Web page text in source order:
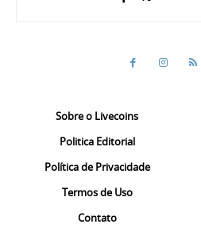
Sobre o Livecoins
Politica Editorial
Política de Privacidade
Termos de Uso
Contato